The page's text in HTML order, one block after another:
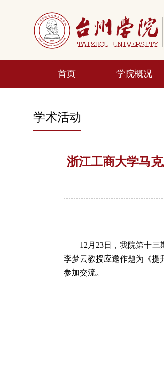
首页 学院概况
学术活动
浙江工商大学马
12月23日，我院第十
李梦云教授应邀作题为《提
参加交流。